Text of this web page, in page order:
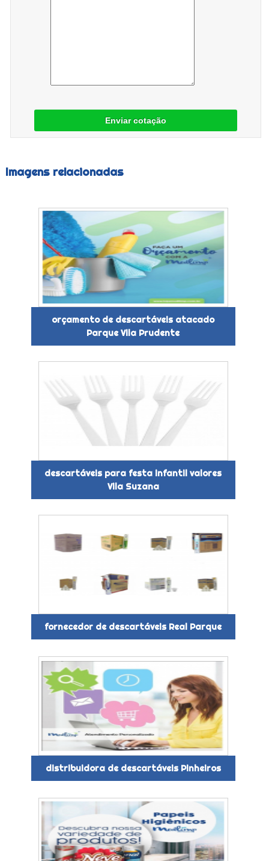
Enviar cotação
Imagens relacionadas
orçamento de descartáveis atacado
Parque Vila Prudente
descartáveis para festa infantil valores
Vila Suzana
fornecedor de descartáveis Real Parque
distribuidora de descartáveis Pinheiros